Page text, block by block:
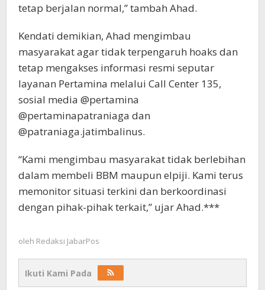
tetap berjalan normal,” tambah Ahad.
Kendati demikian, Ahad mengimbau
masyarakat agar tidak terpengaruh hoaks dan
tetap mengakses informasi resmi seputar
layanan Pertamina melalui Call Center 135,
sosial media @pertamina
@pertaminapatraniaga dan
@patraniaga.jatimbalinus.
“Kami mengimbau masyarakat tidak berlebihan
dalam membeli BBM maupun elpiji. Kami terus
memonitor situasi terkini dan berkoordinasi
dengan pihak-pihak terkait,” ujar Ahad.***
oleh Redaksi JabarPos
Ikuti Kami Pada